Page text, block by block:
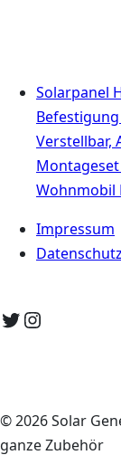
Solarpanel
Verstellbar,
Wohnmobil
Impressum
Twitter
Instagram
© 2026 Solar
ganze Zubehör